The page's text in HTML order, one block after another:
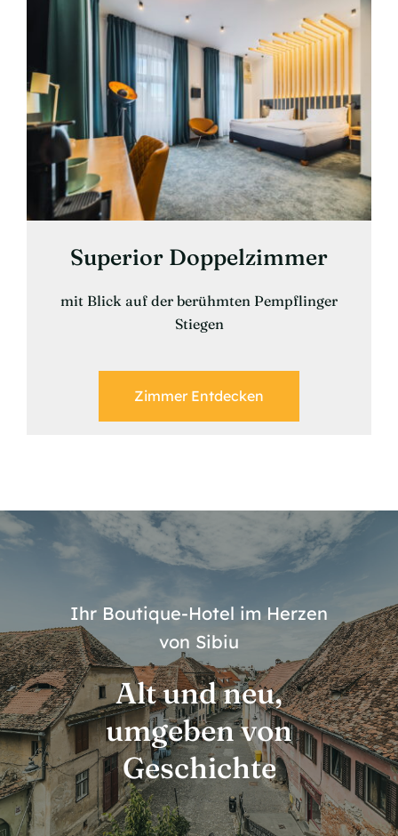
Superior Doppelzimmer
mit Blick auf der berühmten Pempflinger
Stiegen
Zimmer Entdecken
Ihr Boutique-Hotel im Herzen
von Sibiu
Alt und neu,
umgeben von
Geschichte